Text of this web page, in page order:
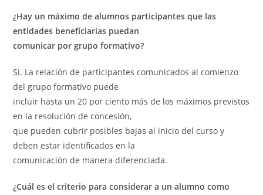
¿Hay un máximo de alumnos participantes que las
entidades beneficiarias puedan
comunicar por grupo formativo?
Sí. La relación de participantes comunicados al comienzo
del grupo formativo puede
incluir hasta un 20 por ciento más de los máximos previstos
en la resolución de concesión,
que pueden cubrir posibles bajas al inicio del curso y
deben estar identificados en la
comunicación de manera diferenciada.
¿Cuál es el criterio para considerar a un alumno como